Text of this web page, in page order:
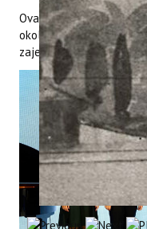
Ovaj projekt
okoliša i
zajednice.